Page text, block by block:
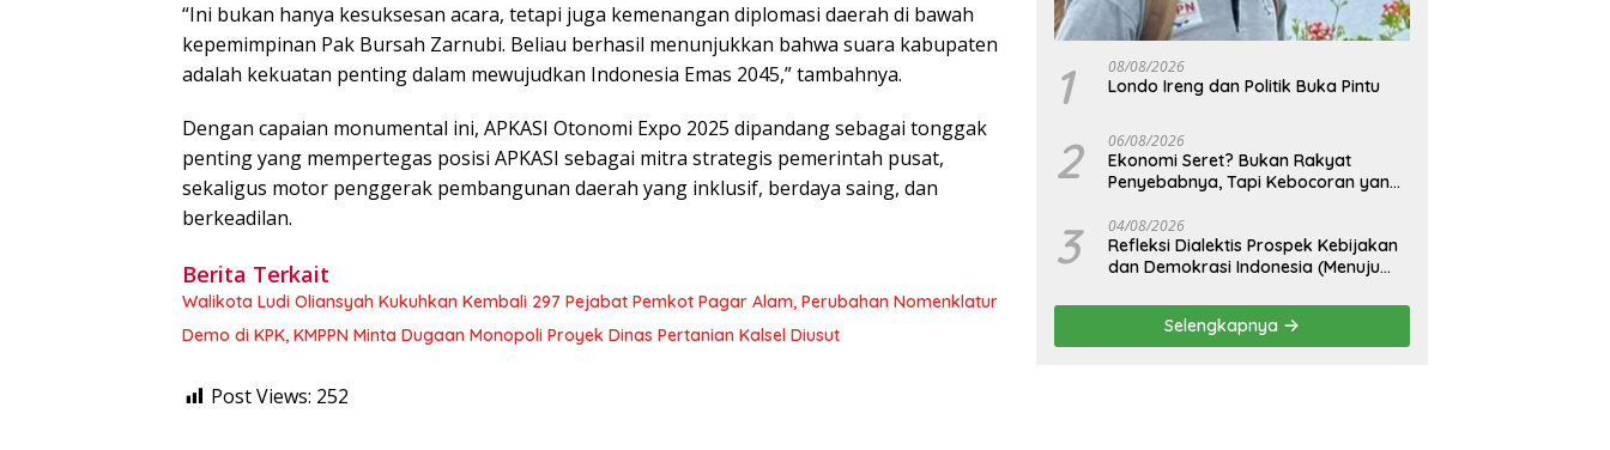
“Ini bukan hanya kesuksesan acara, tetapi juga kemenangan diplomasi daerah di bawah
kepemimpinan Pak Bursah Zarnubi. Beliau berhasil menunjukkan bahwa suara kabupaten
adalah kekuatan penting dalam mewujudkan Indonesia Emas 2045,” tambahnya.
Dengan capaian monumental ini, APKASI Otonomi Expo 2025 dipandang sebagai tonggak
penting yang mempertegas posisi APKASI sebagai mitra strategis pemerintah pusat,
sekaligus motor penggerak pembangunan daerah yang inklusif, berdaya saing, dan
berkeadilan.
Berita Terkait
Walikota Ludi Oliansyah Kukuhkan Kembali 297 Pejabat Pemkot Pagar Alam, Perubahan Nomenklatur
Demo di KPK, KMPPN Minta Dugaan Monopoli Proyek Dinas Pertanian Kalsel Diusut
Post Views: 252
1 08/08/2026
Londo Ireng dan Politik Buka Pintu
2 06/08/2026
Ekonomi Seret? Bukan Rakyat
Penyebabnya, Tapi Kebocoran yang
3 04/08/2026
Refleksi Dialektis Prospek Kebijakan
dan Demokrasi Indonesia (Menuju
Republik Indonesia)
Selengkapnya